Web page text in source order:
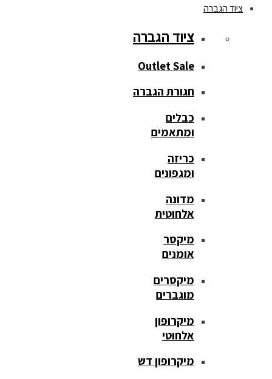
ציוד הגברה
ציוד הגברה
Outlet Sale
חגורת הגברה
כבלים
ומתאמים
כריזה
ומגפונים
מדונה
אלחוטית
מיקסר
אומנים
מיקסרים
מוגברים
מיקרופון
אלחוטי
מיקרופון דש